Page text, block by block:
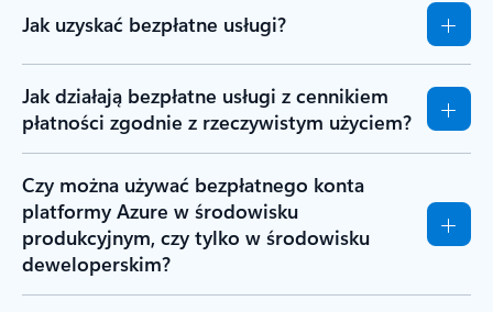
Jak uzyskać bezpłatne usługi?
Jak działają bezpłatne usługi z cennikiem
płatności zgodnie z rzeczywistym użyciem?
Czy można używać bezpłatnego konta
platformy Azure w środowisku
produkcyjnym, czy tylko w środowisku
deweloperskim?